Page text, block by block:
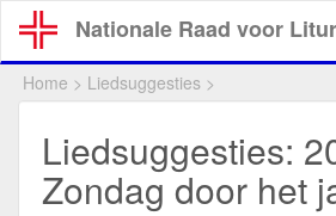
Overslaan
en
naar
Nationale Raad voor
Home > Liedsuggesties >
Liedsuggesties:
Zondag door het